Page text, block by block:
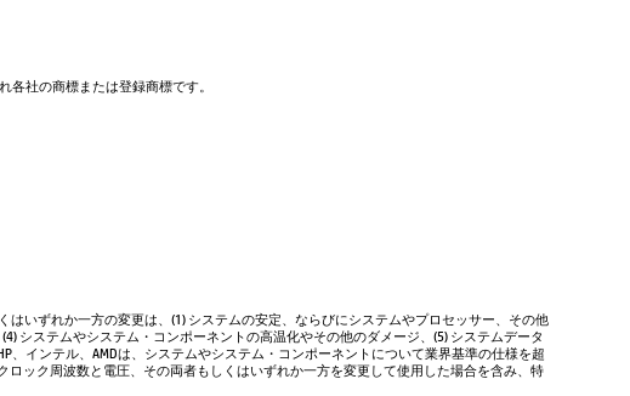
各社の商標または登録商標です。
いずれか一方の変更は、(1) システムの安定、ならびにシステムやプロセッサー、その他
システムやシステム・コンポーネントの高温化やその他のダメージ、(5) システムデータ
インテル、AMDは、システムやシステム・コンポーネントについて業界基準の仕様を超
ック周波数と電圧、その両者もしくはいずれか一方を変更して使用した場合を含み、特